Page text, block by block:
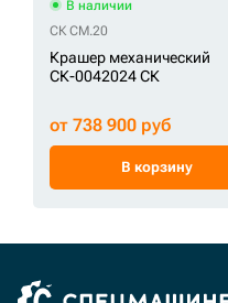
В наличии
СК CM.20
Крашер механический
СК-0042024 СК
от 738 900 руб
В корзину